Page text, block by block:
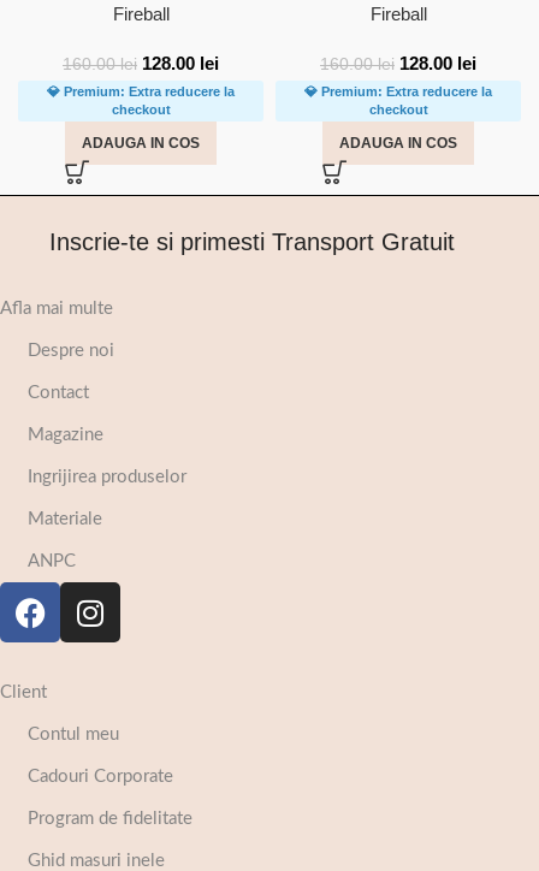
Fireball
160.00lei 128.00 lei
💎 Premium: Extra reducere la
checkout
ADAUGA IN COS
Fireball
160.00lei 128.00 lei
💎 Premium: Extra reducere la
checkout
ADAUGA IN COS
Inscrie-te si primesti Transport Gratuit
Afla mai multe
Despre noi
Contact
Magazine
Ingrijirea produselor
Materiale
ANPC
Client
Contul meu
Cadouri Corporate
Program de fidelitate
Ghid masuri inele